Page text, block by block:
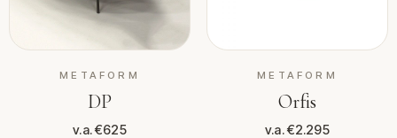
METAFORM
DP
v.a. €625
METAFORM
Orfis
v.a. €2.295